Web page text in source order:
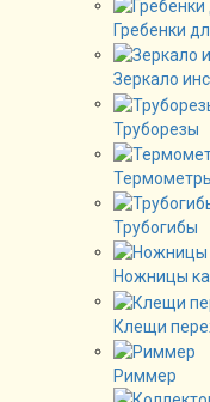
Гребенки
Зеркало
Труборезы
Трубогибы
Ножницы
Клещи
Риммер